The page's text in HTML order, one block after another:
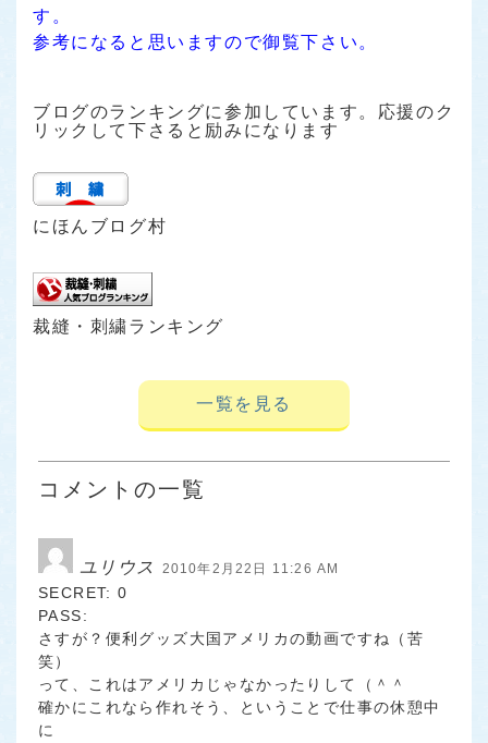
す。
参考になると思いますので御覧下さい。
ブログのランキングに参加しています。応援のク
リックして下さると励みになります
にほんブログ村
裁縫・刺繍ランキング
一覧を見る
コメントの一覧
ユリウス 2010年2月22日 11:26 AM
SECRET: 0
PASS:
さすが？便利グッズ大国アメリカの動画ですね（苦
笑）
って、これはアメリカじゃなかったりして（＾＾ゞ
確かにこれなら作れそう、ということで仕事の休憩中
に